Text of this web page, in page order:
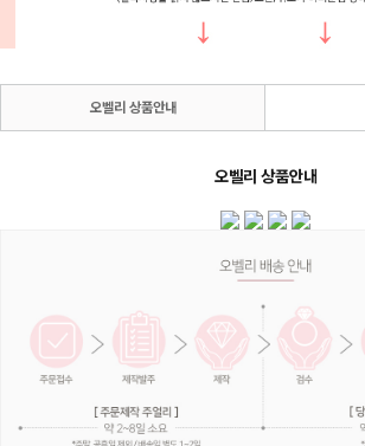
오벨리 상품안내
오벨리 상품안내